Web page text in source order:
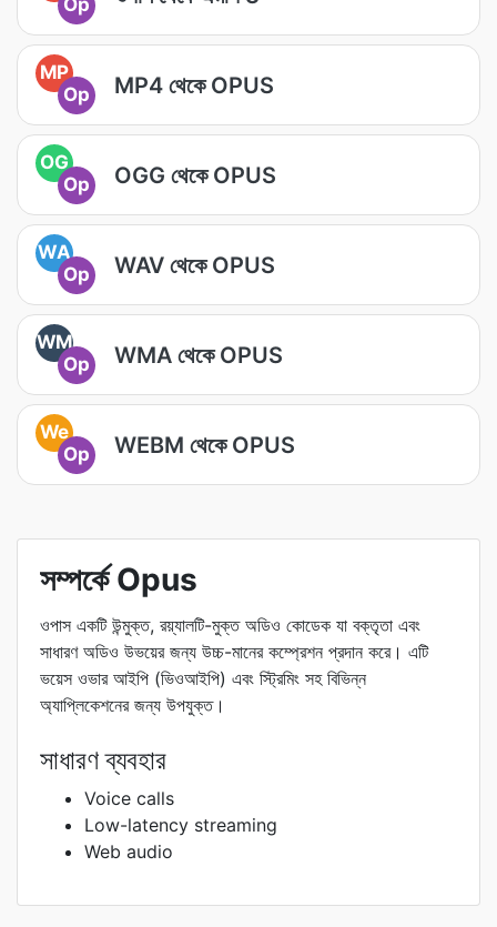
Op
MP
Op
MP4 থেকে OPUS
OG
Op
OGG থেকে OPUS
WA
Op
WAV থেকে OPUS
WM
Op
WMA থেকে OPUS
We
Op
WEBM থেকে OPUS
সম্পর্কে Opus
ওপাস একটি উন্মুক্ত, রয়্যালটি-মুক্ত অডিও কোডেক যা বক্তৃতা এবং
সাধারণ অডিও উভয়ের জন্য উচ্চ-মানের কম্প্রেশন প্রদান করে। এটি
ভয়েস ওভার আইপি (ভিওআইপি) এবং স্ট্রিমিং সহ বিভিন্ন
অ্যাপ্লিকেশনের জন্য উপযুক্ত।
সাধারণ ব্যবহার
Voice calls
Low-latency streaming
Web audio